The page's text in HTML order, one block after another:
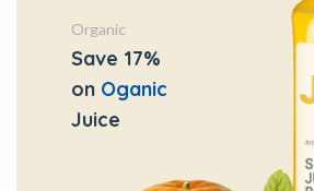
Organic
Save 17%
on Oganic
Juice